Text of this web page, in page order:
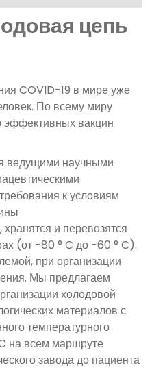
цепь
COVID-19 в мире уже
По всему миру
эффективных вакцин
ведущими научными
к условиям
и перевозятся
(от -80 ° C до -60 ° C).
при организации
Мы предлагаем
холодовой
материалов с
температурного
на всем маршруте
завода до пациента